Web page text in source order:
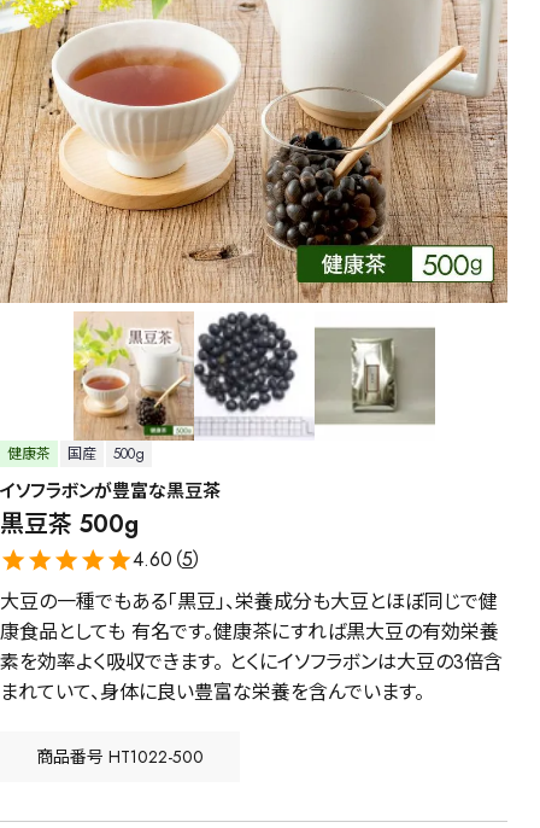
健康茶 国産 500g
イソフラボンが豊富な黒豆茶
黒豆茶 500g
4.60（5）
大豆の一種でもある「黒豆」、栄養成分も大豆とほぼ同じで健
康食品としても 有名です。健康茶にすれば黒大豆の有効栄養
素を効率よく吸収できます。 とくにイソフラボンは大豆の3倍含
まれていて、身体に良い豊富な栄養を含んでいます。
商品番号 HT1022-500